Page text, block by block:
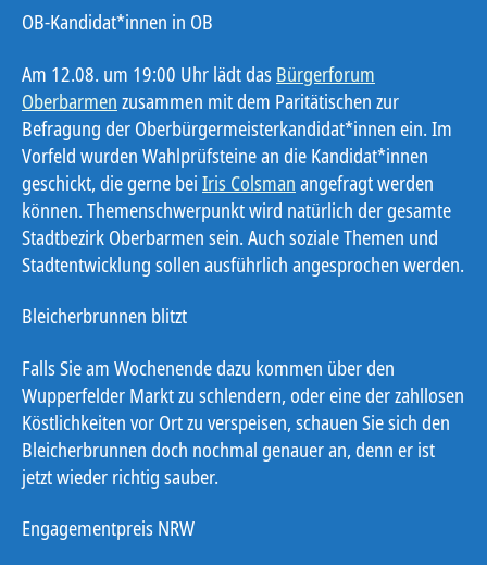
OB-Kandidat*innen in OB
Am 12.08. um 19:00 Uhr lädt das Bürgerforum
Oberbarmen zusammen mit dem Paritätischen zur
Befragung der Oberbürgermeisterkandidat*innen ein. Im
Vorfeld wurden Wahlprüfsteine an die Kandidat*innen
geschickt, die gerne bei Iris Colsman angefragt werden
können. Themenschwerpunkt wird natürlich der gesamte
Stadtbezirk Oberbarmen sein. Auch soziale Themen und
Stadtentwicklung sollen ausführlich angesprochen werden.
Bleicherbrunnen blitzt
Falls Sie am Wochenende dazu kommen über den
Wupperfelder Markt zu schlendern, oder eine der zahllosen
Köstlichkeiten vor Ort zu verspeisen, schauen Sie sich den
Bleicherbrunnen doch nochmal genauer an, denn er ist
jetzt wieder richtig sauber.
Engagementpreis NRW